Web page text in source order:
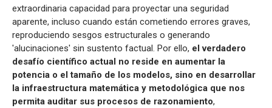
extraordinaria capacidad para proyectar una seguridad
aparente, incluso cuando están cometiendo errores graves,
reproduciendo sesgos estructurales o generando
'alucinaciones' sin sustento factual. Por ello, el verdadero
desafío científico actual no reside en aumentar la
potencia o el tamaño de los modelos, sino en desarrollar
la infraestructura matemática y metodológica que nos
permita auditar sus procesos de razonamiento,